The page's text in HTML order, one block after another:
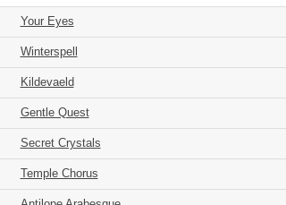
Your Eyes
Winterspell
Kildevaeld
Gentle Quest
Secret Crystals
Temple Chorus